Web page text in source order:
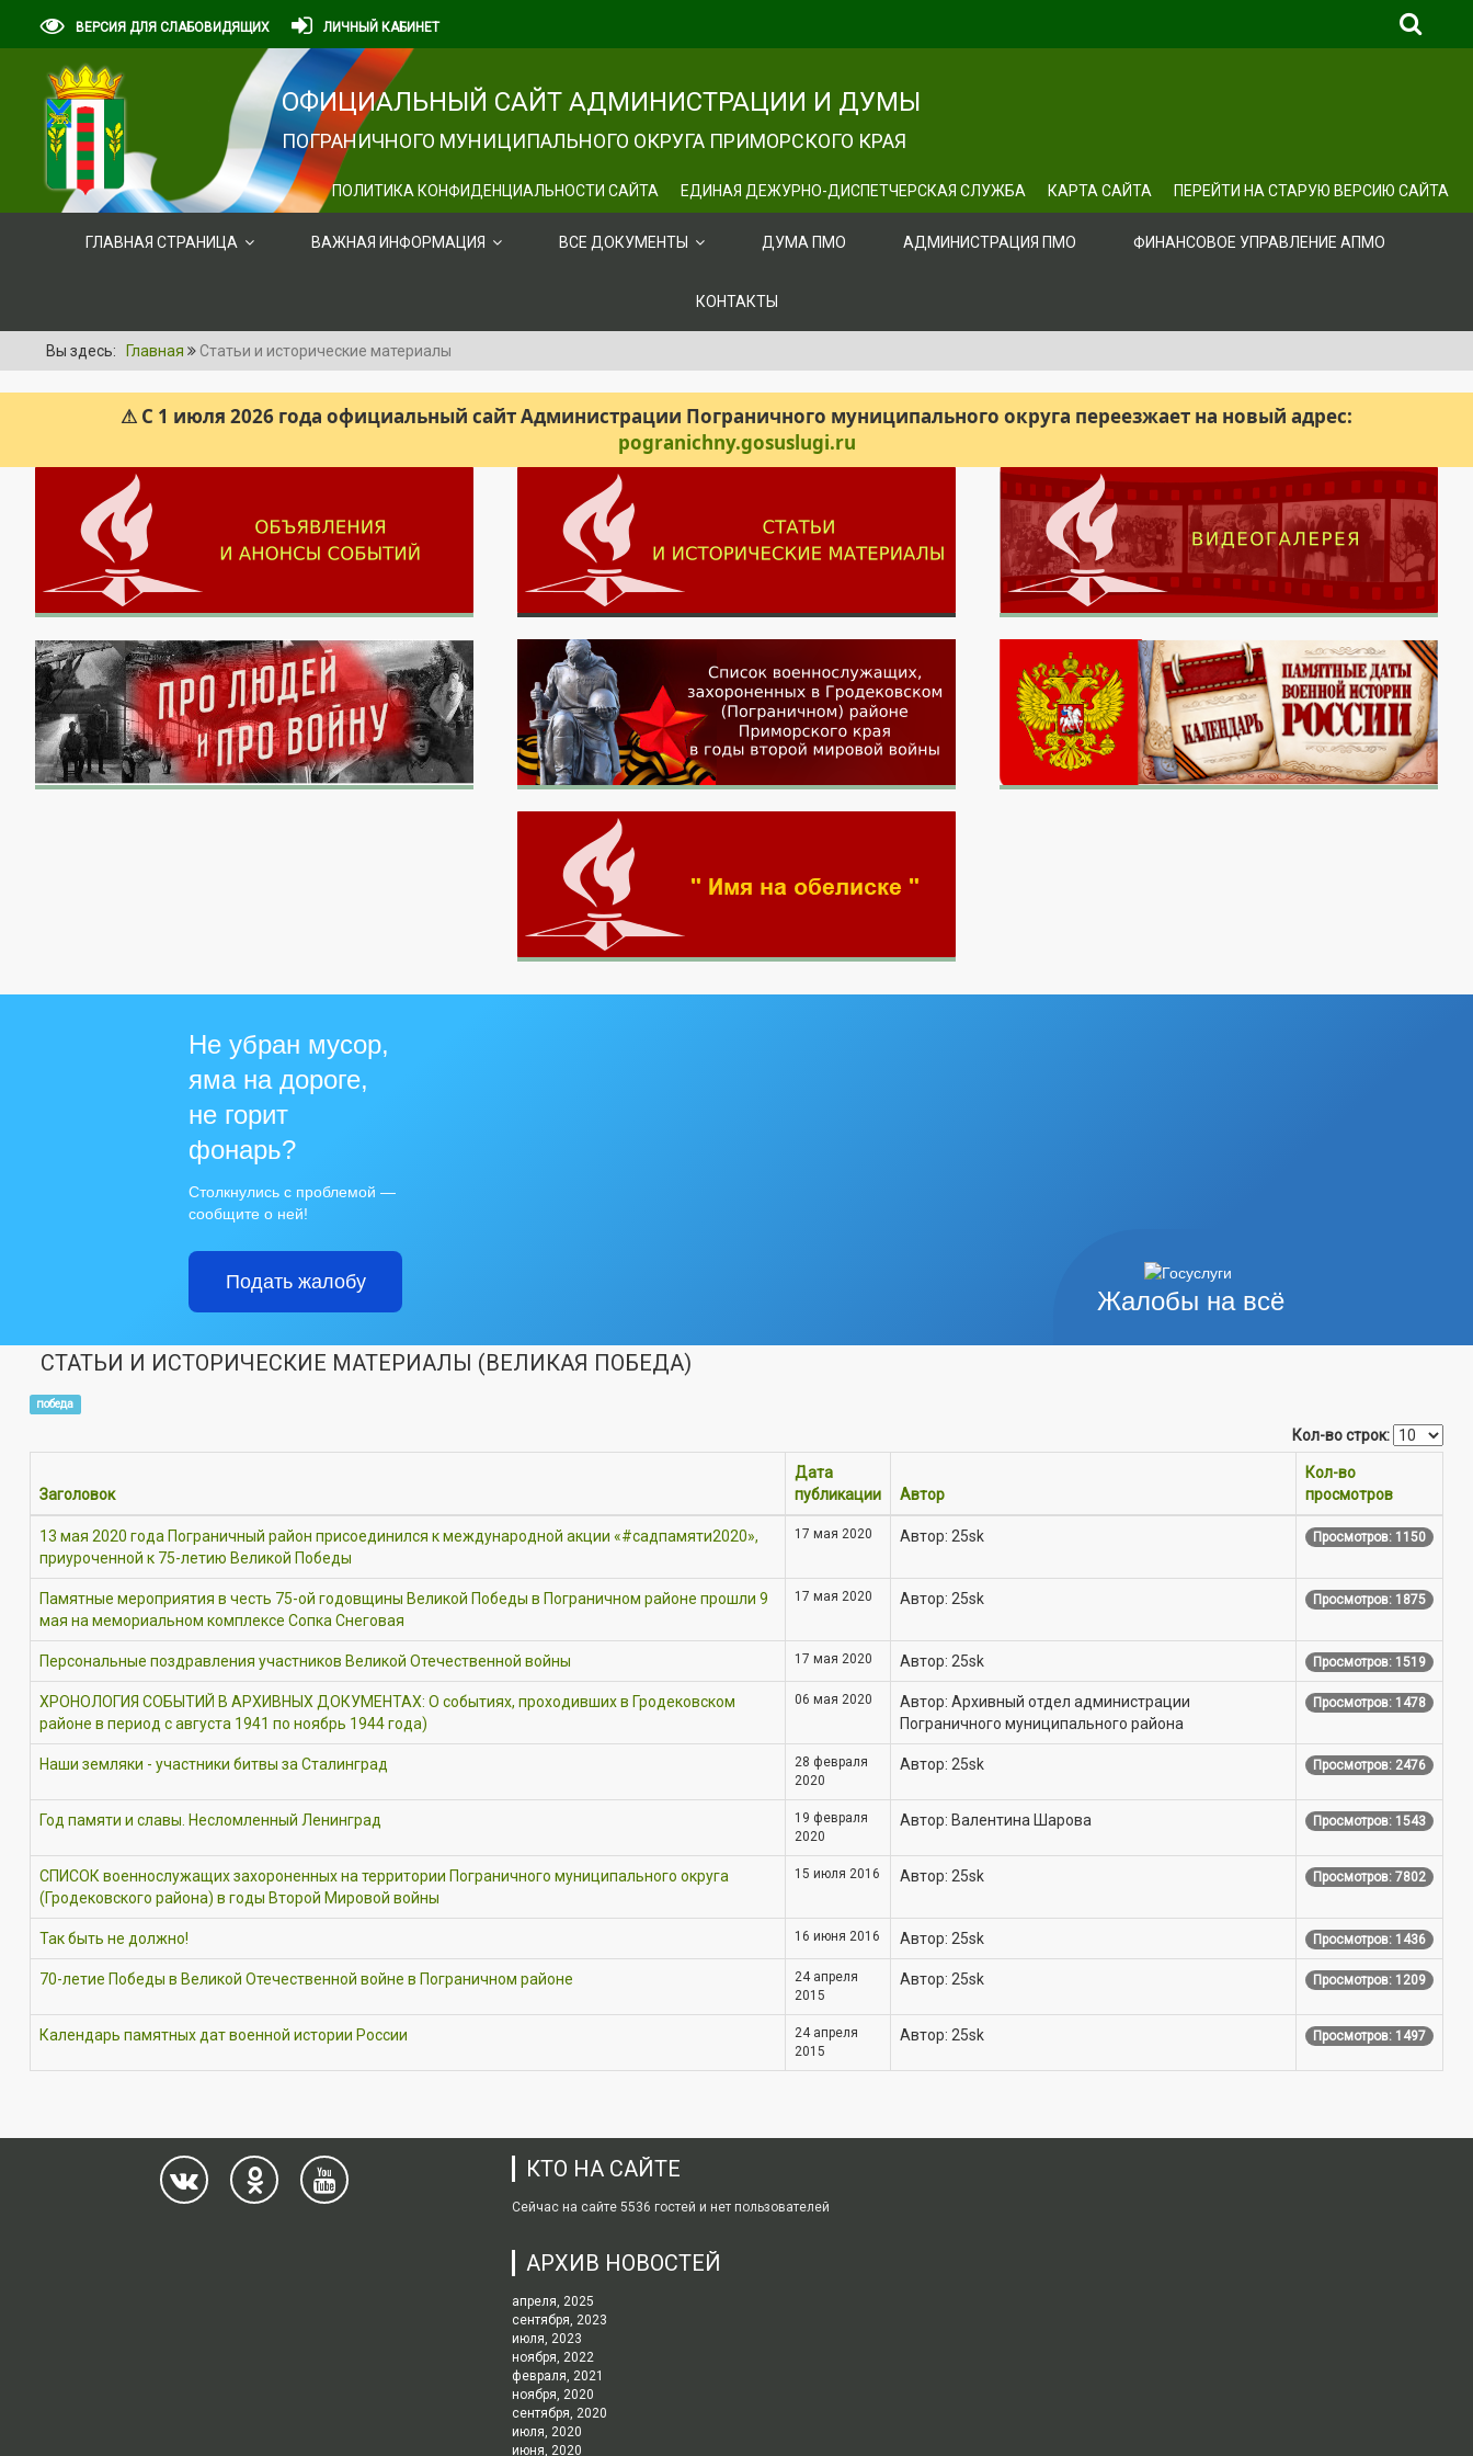
ВЕРСИЯ ДЛЯ СЛАБОВИДЯЩИХ ЛИЧНЫЙ КАБИНЕТ
ОФИЦИАЛЬНЫЙ САЙТ АДМИНИСТРАЦИИ И ДУМЫ
ПОГРАНИЧНОГО МУНИЦИПАЛЬНОГО ОКРУГА ПРИМОРСКОГО КРАЯ
ПОЛИТИКА КОНФИДЕНЦИАЛЬНОСТИ САЙТА ЕДИНАЯ ДЕЖУРНО-ДИСПЕТЧЕРСКАЯ СЛУЖБА КАРТА САЙТА ПЕРЕЙТИ НА СТАРУЮ ВЕРСИЮ САЙТА
ГЛАВНАЯ СТРАНИЦА ВАЖНАЯ ИНФОРМАЦИЯ ВСЕ ДОКУМЕНТЫ ДУМА ПМО АДМИНИСТРАЦИЯ ПМО ФИНАНСОВОЕ УПРАВЛЕНИЕ АПМО
КОНТАКТЫ
Вы здесь: Главная Статьи и исторические материалы
⚠ С 1 июля 2026 года официальный сайт Администрации Пограничного муниципального округа переезжает на новый адрес:
pogranichny.gosuslugi.ru
Жалобы на всё
Не убран мусор,
яма на дороге,
не горит
фонарь?
Столкнулись с проблемой —
сообщите о ней!
Подать жалобу
СТАТЬИ И ИСТОРИЧЕСКИЕ МАТЕРИАЛЫ (ВЕЛИКАЯ ПОБЕДА)
победа
Кол-во строк:
Заголовок
Дата
публикации
Автор
Кол-во
просмотров
13 мая 2020 года Пограничный район присоединился к международной акции «#садпамяти2020»,
приуроченной к 75-летию Великой Победы
17 мая 2020 Автор: 25sk Просмотров: 1150
Памятные мероприятия в честь 75-ой годовщины Великой Победы в Пограничном районе прошли 9
мая на мемориальном комплексе Сопка Снеговая
17 мая 2020 Автор: 25sk Просмотров: 1875
Персональные поздравления участников Великой Отечественной войны 17 мая 2020 Автор: 25sk Просмотров: 1519
ХРОНОЛОГИЯ СОБЫТИЙ В АРХИВНЫХ ДОКУМЕНТАХ: О событиях, проходивших в Гродековском
районе в период с августа 1941 по ноябрь 1944 года)
06 мая 2020
Автор: Архивный отдел администрации
Пограничного муниципального района
Просмотров: 1478
Наши земляки - участники битвы за Сталинград
28 февраля
2020
Автор: 25sk Просмотров: 2476
Год памяти и славы. Несломленный Ленинград
19 февраля
2020
Автор: Валентина Шарова Просмотров: 1543
СПИСОК военнослужащих захороненных на территории Пограничного муниципального округа
(Гродековского района) в годы Второй Мировой войны
15 июля 2016 Автор: 25sk Просмотров: 7802
Так быть не должно! 16 июня 2016 Автор: 25sk Просмотров: 1436
70-летие Победы в Великой Отечественной войне в Пограничном районе
24 апреля
2015
Автор: 25sk Просмотров: 1209
Календарь памятных дат военной истории России
24 апреля
2015
Автор: 25sk Просмотров: 1497
КТО НА САЙТЕ
Сейчас на сайте 5536 гостей и нет пользователей
АРХИВ НОВОСТЕЙ
апреля, 2025
сентября, 2023
июля, 2023
ноября, 2022
февраля, 2021
ноября, 2020
сентября, 2020
июля, 2020
июня, 2020